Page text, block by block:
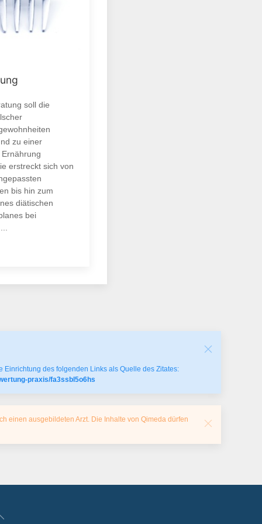
soll die
zu einer
erstreckt sich von
bis hin zum
diätischen
bei
des folgenden Links als Quelle des Zitates:
praxis/fa3ssbl5o6hs
einen ausgebildeten Arzt. Die Inhalte von Qimeda dürfen